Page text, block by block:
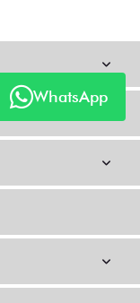
WhatsApp